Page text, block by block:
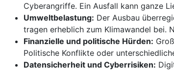
Cyberangriffe. Ein Ausfall kann ganze
Umweltbelastung: Der Ausbau
tragen erheblich zum Klimawandel bei.
Finanzielle und politische Hürden:
Politische Konflikte oder
Datensicherheit und Cyberrisiken: